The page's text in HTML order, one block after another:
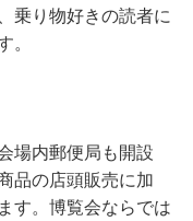
乗り物好きの読者に
。
場内郵便局も開設
品の店頭販売に加
す。博覧会ならでは